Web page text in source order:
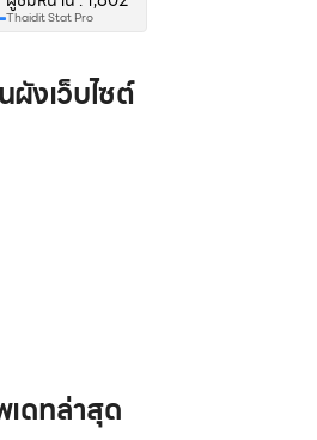
Thaidit Stat Pro
ผังเว็บไซต์
เดทล่าสุด